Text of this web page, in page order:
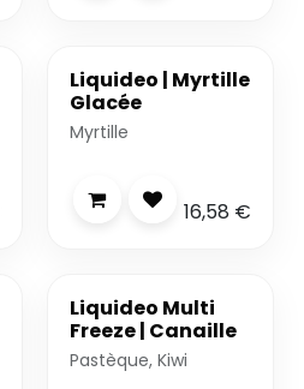
Liquideo | Myrtille
Glacée
Myrtille
16,58 €
Liquideo Multi
Freeze | Canaille
Pastèque, Kiwi